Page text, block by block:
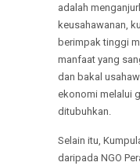
adalah
keusahawanan,
berimpak tinggi
manfaat yang
dan bakal
ekonomi melalui
ditubuhkan.
Selain itu,
daripada NGO